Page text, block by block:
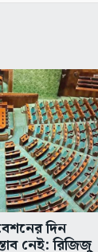
দিন
নেই: রিজিজু